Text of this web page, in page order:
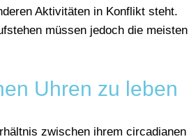
Aktivitäten in Konflikt steht.
müssen jedoch die meisten
Uhren zu leben
zwischen ihrem circadianen